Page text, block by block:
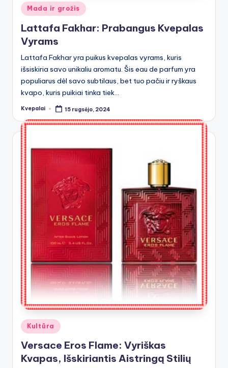
Posted
in
Mada ir grožis
Lattafa Fakhar: Prabangus Kvepalas
Vyrams
Lattafa Fakhar yra puikus kvepalas vyrams, kuris
išsiskiria savo unikaliu aromatu. Šis eau de parfum yra
populiarus dėl savo subtilaus, bet tuo pačiu ir ryškaus
kvapo, kuris puikiai tinka tiek…
Posted
Kvepalai 15 rugsėjo, 2024
Posted
in
Kultūra
Versace Eros Flame: Vyriškas
Kvapas, Išskiriantis Aistringą Stilių